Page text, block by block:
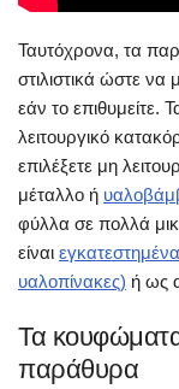
Ταυτόχρονα, τα
στιλιστικά ώστε να
εάν το
λειτουργικό
επιλέξετε μη
μέταλλο ή
φύλλα σε πολλά
είναι
υαλοπίνακες) ή ως
Τα
παράθυρα